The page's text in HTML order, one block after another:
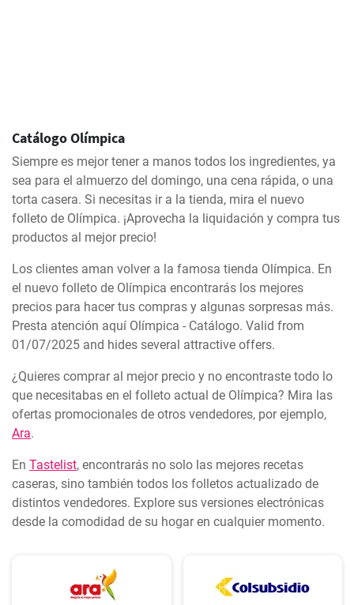
Catálogo Olímpica
Siempre es mejor tener a manos todos los ingredientes, ya
sea para el almuerzo del domingo, una cena rápida, o una
torta casera. Si necesitas ir a la tienda, mira el nuevo
folleto de Olímpica. ¡Aprovecha la liquidación y compra tus
productos al mejor precio!
Los clientes aman volver a la famosa tienda Olímpica. En
el nuevo folleto de Olímpica encontrarás los mejores
precios para hacer tus compras y algunas sorpresas más.
Presta atención aquí Olímpica - Catálogo. Valid from
01/07/2025 and hides several attractive offers.
¿Quieres comprar al mejor precio y no encontraste todo lo
que necesitabas en el folleto actual de Olímpica? Mira las
ofertas promocionales de otros vendedores, por ejemplo,
Ara.
En Tastelist, encontrarás no solo las mejores recetas
caseras, sino también todos los folletos actualizado de
distintos vendedores. Explore sus versiones electrónicas
desde la comodidad de su hogar en cualquier momento.